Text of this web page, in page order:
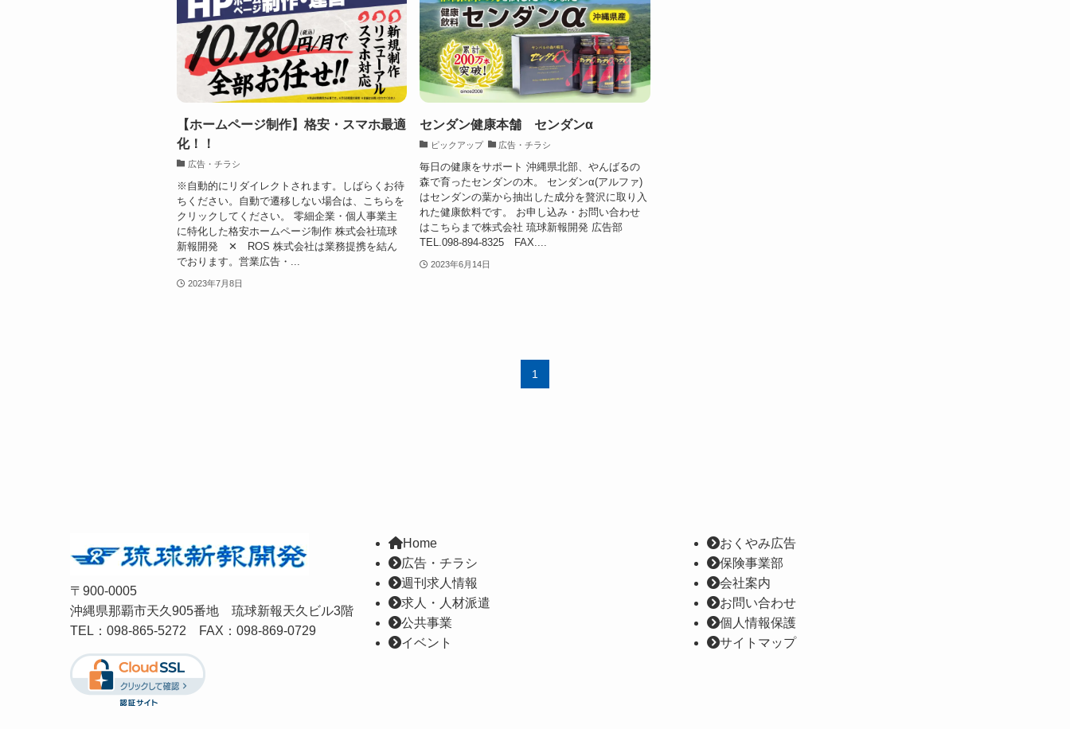
【ホームページ制作】格安・スマホ最適
化！！
広告・チラシ
※自動的にリダイレクトされます。しばらくお待
ちください。自動で遷移しない場合は、こちらを
クリックしてください。 零細企業・個人事業主
に特化した格安ホームページ制作 株式会社琉球
新報開発 ✕ ROS 株式会社は業務提携を結ん
でおります。営業広告・...
2023年7月8日
センダン健康本舗 センダンα
ピックアップ 広告・チラシ
毎日の健康をサポート 沖縄県北部、やんばるの
森で育ったセンダンの木。 センダンα(アルファ)
はセンダンの葉から抽出した成分を贅沢に取り入
れた健康飲料です。 お申し込み・お問い合わせ
はこちらまで株式会社 琉球新報開発 広告部
TEL.098-894-8325 FAX....
2023年6月14日
1
〒900-0005
沖縄県那覇市天久905番地 琉球新報天久ビル3階
TEL： 098-865-5272 FAX：098-869-0729
Home
広告・チラシ
週刊求人情報
求人・人材派遣
公共事業
イベント
おくやみ広告
保険事業部
会社案内
お問い合わせ
個人情報保護
サイトマップ